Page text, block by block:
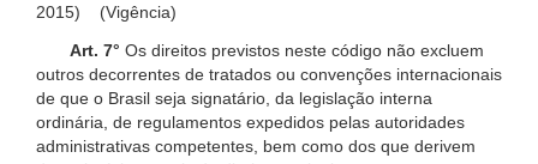
2015) (Vigência)
Art. 7° Os direitos previstos neste código não excluem
outros decorrentes de tratados ou convenções internacionais
de que o Brasil seja signatário, da legislação interna
ordinária, de regulamentos expedidos pelas autoridades
administrativas competentes, bem como dos que derivem